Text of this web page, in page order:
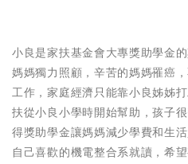
小良是家扶基金會大專獎助學金
媽媽獨力照顧，辛苦的媽媽罹癌
工作，家庭經濟只能靠小良姊姊
扶從小良小學時開始幫助，孩子
得獎助學金讓媽媽減少學費和生
自己喜歡的機電整合系就讀，希